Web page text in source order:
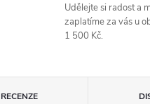
Udělejte si radost a
zaplatíme za vás u
1 500 Kč.
RECENZE